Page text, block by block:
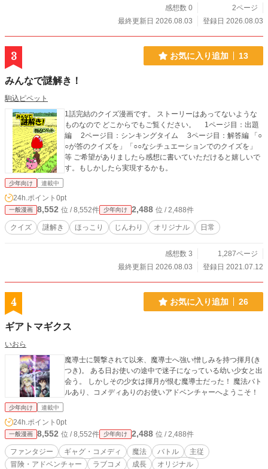
感想数 0
2ページ
最終更新日 2026.08.03
登録日 2026.08.03
3 お気に入り追加 13
みんなで謎解き！
駒込ピペット
1話完結のクイズ漫画です。 ストーリーはあってないような
ものなので どこからでもご覧ください。 1ページ目：出題
編 2ページ目：シンキングタイム 3ページ目：解答編 「○
○が答のクイズを」「○○なシチュエーションでのクイズを」
等 ご希望がありましたら感想に書いていただけると嬉しいで
す。もしかしたら実現するかも。
少年向け 連載中
24h.ポイント 0pt
一般漫画 8,552 位 / 8,552件 少年向け 2,488 位 / 2,488件
クイズ 謎解き ほっこり じんわり オリジナル 日常
感想数 3
1,287ページ
最終更新日 2026.08.03
登録日 2021.07.12
4 お気に入り追加 26
ギアトマギクス
いおら
魔導士に襲撃されて以来、魔導士へ強い憎しみを持つ揮月(き
つき)。 ある日お使いの途中で迷子になっている幼い少女と出
会う。 しかしその少女は揮月が恨む魔導士だった！ 魔法バト
ルあり、コメディありのお使いアドベンチャーへようこそ！
少年向け 連載中
24h.ポイント 0pt
一般漫画 8,552 位 / 8,552件 少年向け 2,488 位 / 2,488件
ファンタジー ギャグ・コメディ 魔法 バトル
主従
冒険・アドベンチャー
ラブコメ 成長
オリジナル